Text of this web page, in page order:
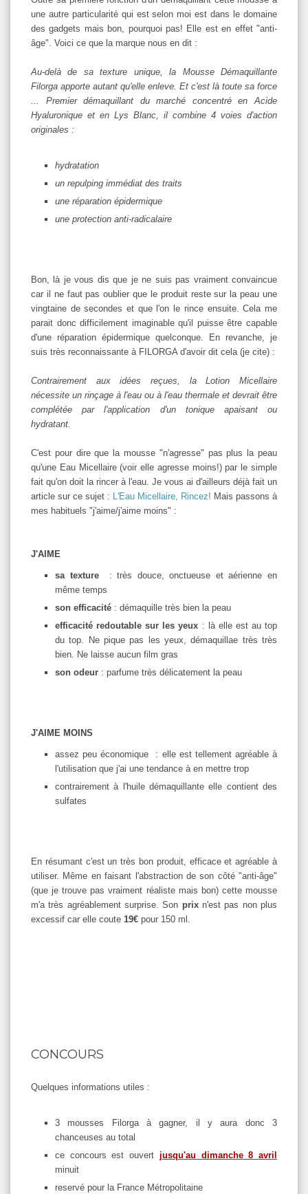
une autre particularité qui est selon moi est dans le domaine
des gadgets mais bon, pourquoi pas! Elle est en effet "anti-
âge". Voici ce que la marque nous en dit :
Au-delà de sa texture unique, la Mousse Démaquillante
Filorga apporte autant qu'elle enleve. Et c'est là toute sa force
... Premier démaquillant du marché concentré en Acide
Hyaluronique et en Lys Blanc, il combine 4 voies d'action
originales :
hydratation
un repulping immédiat des traits
une réparation épidermique
une protection anti-radicalaire
Bon, là je vous dis que je ne suis pas vraiment convaincue
car il ne faut pas oublier que le produit reste sur la peau une
vingtaine de secondes et que l'on le rince ensuite. Cela me
parait donc difficilement imaginable qu'il puisse être capable
d'une réparation épidermique quelconque. En revanche, je
suis très reconnaissante à FILORGA d'avoir dit cela (je cite) :
Contrairement aux idées reçues, la Lotion Micellaire
nécessite un rinçage à l'eau ou à l'eau thermale et devrait être
complétée par l'application d'un tonique apaisant ou
hydratant.
C'est pour dire que la mousse "n'agresse" pas plus la peau
qu'une Eau Micellaire (voir elle agresse moins!) par le simple
fait qu'on doit la rincer à l'eau. Je vous ai d'ailleurs déjà fait un
article sur ce sujet : L'Eau Micellaire, Rincez! Mais passons à
mes habituels "j'aime/j'aime moins" :
J'AIME
sa texture: très douce, onctueuse et aérienne en
même temps
son efficacité : démaquille très bien la peau
efficacité redoutable sur les yeux : là elle est au top
du top.
Ne pique pas les yeux, démaquillae très très
bien. Ne laisse aucun film gras
son odeur : parfume très délicatement la peau
J'AIME MOINS
assez peu économique : elle est tellement agréable à
l'utilisation que j'ai une tendance à en mettre trop
contrairement à l'huile démaquillante elle contient des
sulfates
En résumant c'est un très bon produit, efficace et agréable à
utiliser. Même en faisant l'abstraction de son côté "anti-âge"
(que je trouve pas vraiment réaliste mais bon) cette mousse
m'a très agréablement surprise. Son prixn'est pas non plus
excessif car elle coute 19€ pour 150 ml.
CONCOURS
Quelques informations utiles :
3 mousses Filorga à gagner, il y aura donc 3
chanceuses au total
ce concours est ouvert jusqu'au dimanche 8 avril
minuit
reservé pour la France Métropolitaine